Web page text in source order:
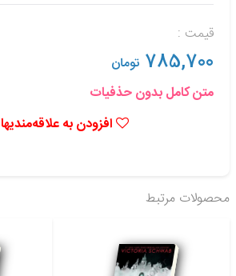
قیمت :
785,700 تومان
متن کامل بدون حذفیات
افزودن به علاقه‌مندیها
محصولات مرتبط